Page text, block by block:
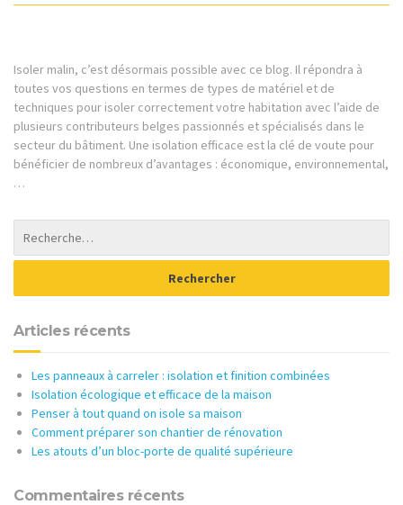
Isoler malin, c’est désormais possible avec ce blog. Il répondra à
toutes vos questions en termes de types de matériel et de
techniques pour isoler correctement votre habitation avec l’aide de
plusieurs contributeurs belges passionnés et spécialisés dans le
secteur du bâtiment. Une isolation efficace est la clé de voute pour
bénéficier de nombreux d’avantages : économique, environnemental,
…
Articles récents
Les panneaux à carreler : isolation et finition combinées
Isolation écologique et efficace de la maison
Penser à tout quand on isole sa maison
Comment préparer son chantier de rénovation
Les atouts d’un bloc-porte de qualité supérieure
Commentaires récents